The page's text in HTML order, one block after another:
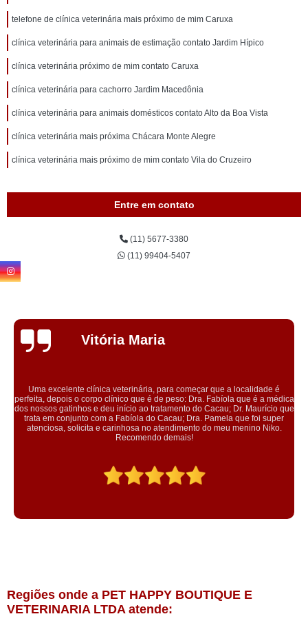
telefone de clínica veterinária mais próximo de mim Caruxa
clínica veterinária para animais de estimação contato Jardim Hípico
clínica veterinária próximo de mim contato Caruxa
clínica veterinária para cachorro Jardim Macedônia
clínica veterinária para animais domésticos contato Alto da Boa Vista
clínica veterinária mais próxima Chácara Monte Alegre
clínica veterinária mais próximo de mim contato Vila do Cruzeiro
Entre em contato
(11) 5677-3380
(11) 99404-5407
Maria
veterinária, para começar que a localidade é
clínico que é de peso: Dra. Fabíola que é a médica
deu início ao tratamento do Cacau; Dr. Maurício que
a Fabíola do Cacau; Dra. Pamela que foi super
carinhosa no atendimento do meu menino Niko.
Conheci a
microchipagem
equipe gentil
Regiões onde a PET HAPPY BOUTIQUE E
VETERINARIA LTDA atende: